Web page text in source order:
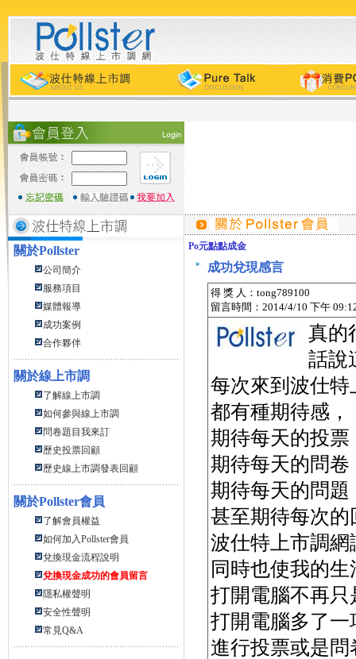
關於Pollster
公司簡介
服務項目
媒體報導
成功案例
合作夥伴
關於線上市調
了解線上市調
如何參與線上市調
問卷題目我來訂
歷史投票回顧
歷史線上市調發表回顧
關於Pollster會員
了解會員權益
如何加入Pollster會員
兌換現金流程說明
兌換現金成功的會員留言
隱私權聲明
安全性聲明
常見Q&A
Po元點點成金
成功兌現感言
得 獎 人：tong789100
留言時間：2014/4/10 下午
真的
話說
每次來到波仕特
都有種期待感，
期待每天的投票
期待每天的問卷
期待每天的問題
甚至期待每次的
波仕特上市調
同時也使我的
打開電腦不再
打開電腦多了
進行投票或是問